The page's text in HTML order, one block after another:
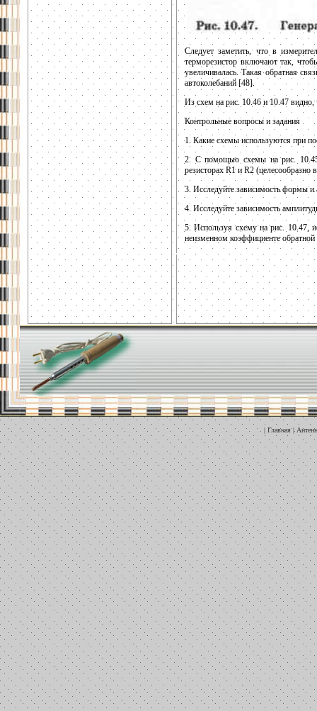
Следует заметить, что в
терморезистор включают так,
увеличивалась. Такая обратная
автоколебаний [48].
Из схем на рис. 10.46 и 10.47 видно,
Контрольные вопросы и задания
1. Какие схемы используются при
2. С помощью схемы на рис. 10.45,
резисторах R1 и R2 (целесообразно
3. Исследуйте зависимость формы и
4. Исследуйте зависимость
5. Используя схему на рис. 10.47,
неизменном коэффициенте
| Главная|